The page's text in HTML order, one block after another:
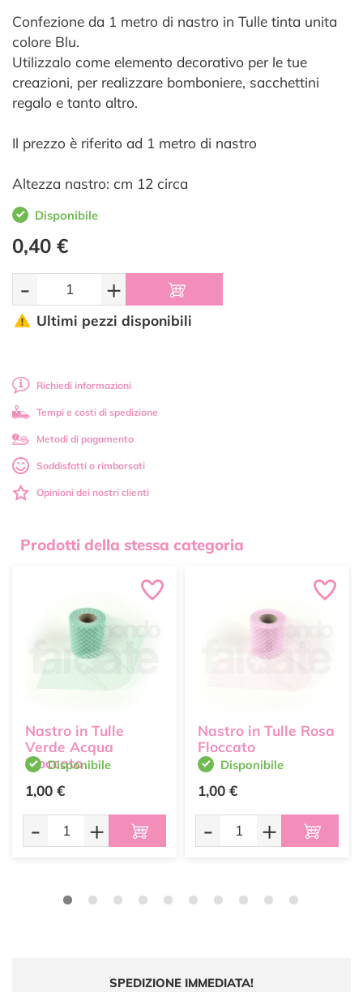
Confezione da 1 metro di nastro in Tulle tinta unita
colore Blu.
Utilizzalo come elemento decorativo per le tue
creazioni, per realizzare bomboniere, sacchettini
regalo e tanto altro.
Il prezzo è riferito ad 1 metro di nastro
Altezza nastro: cm 12 circa
Disponibile
0,40 €
- +
Ultimi pezzi disponibili
Richiedi informazioni
Tempi e costi di spedizione
Metodi di pagamento
Soddisfatti o rimborsati
Opinioni dei nostri clienti
Prodotti della stessa categoria
Nastro in Tulle
Verde Acqua
Floccato
Disponibile
1,00 €
- +
Nastro in Tulle Rosa
Floccato
Disponibile
1,00 €
- +
SPEDIZIONE IMMEDIATA!